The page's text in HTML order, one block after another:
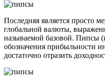
Последняя является просто
глобальной валюты,
называемой базовой. Пипсы
обозначения прибыльности
достаточно отразить